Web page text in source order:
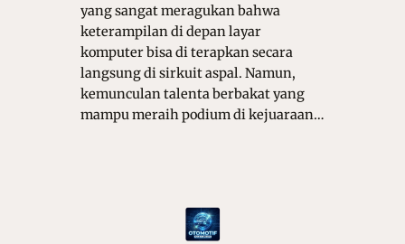
yang sangat meragukan bahwa
keterampilan di depan layar
komputer bisa di terapkan secara
langsung di sirkuit aspal. Namun,
kemunculan talenta berbakat yang
mampu meraih podium di kejuaraan…